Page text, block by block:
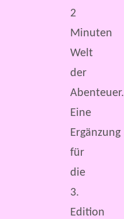
2
Minuten
Welt
der
Abenteuer.
Eine
Ergänzung
für
die
3.
Edition